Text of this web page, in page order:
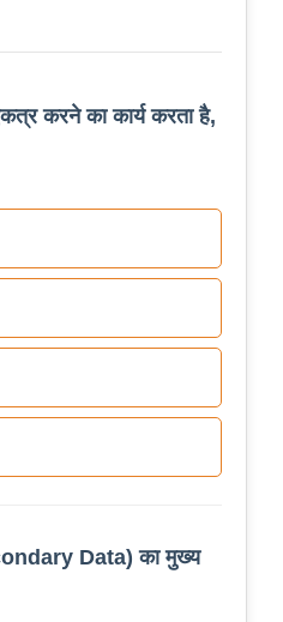
करने का कार्य करता है,
Data) का मुख्य